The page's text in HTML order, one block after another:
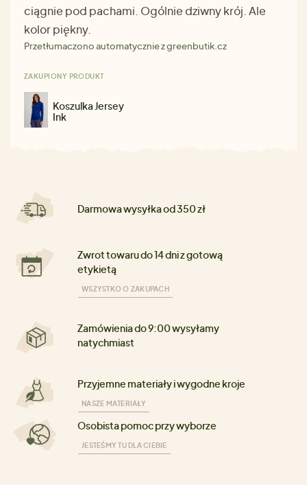
ciągnie pod pachami. Ogólnie dziwny krój. Ale
kolor piękny.
Przetłumaczono automatycznie z greenbutik.cz
ZAKUPIONY PRODUKT
Koszulka Jersey
Ink
Darmowa wysyłka od 350 zł
Zwrot towaru do 14 dni z gotową
etykietą
WSZYSTKO O ZAKUPACH
Zamówienia do 9:00 wysyłamy
natychmiast
Przyjemne materiały i wygodne kroje
NASZE MATERIAŁY
Osobista pomoc przy wyborze
JESTEŚMY TU DLA CIEBIE